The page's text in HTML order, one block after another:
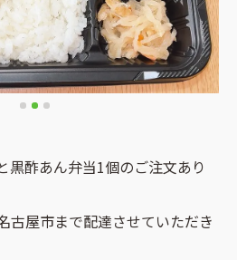
黒酢あん弁当1個のご注文あり
古屋市まで配達させていただき